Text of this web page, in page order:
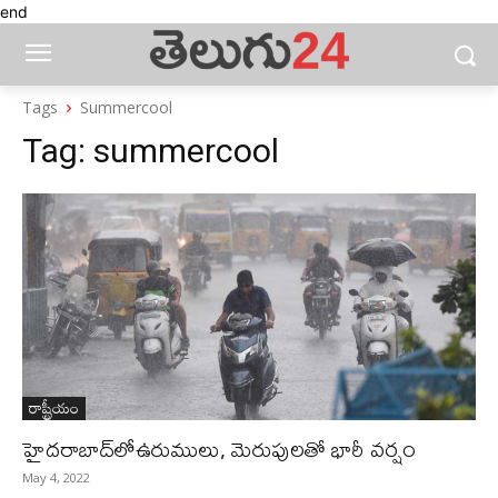
end
Tags Summercool
Tag: summercool
రాష్ట్రీయం
హైద‌రాబాద్‌లోఉరుములు, మెరుపుల‌తో భారీ వ‌ర్షం
May 4, 2022